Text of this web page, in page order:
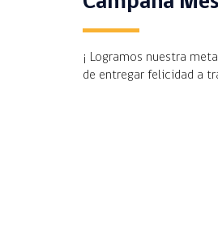
¡ Logramos nuestra
de entregar felicidad a